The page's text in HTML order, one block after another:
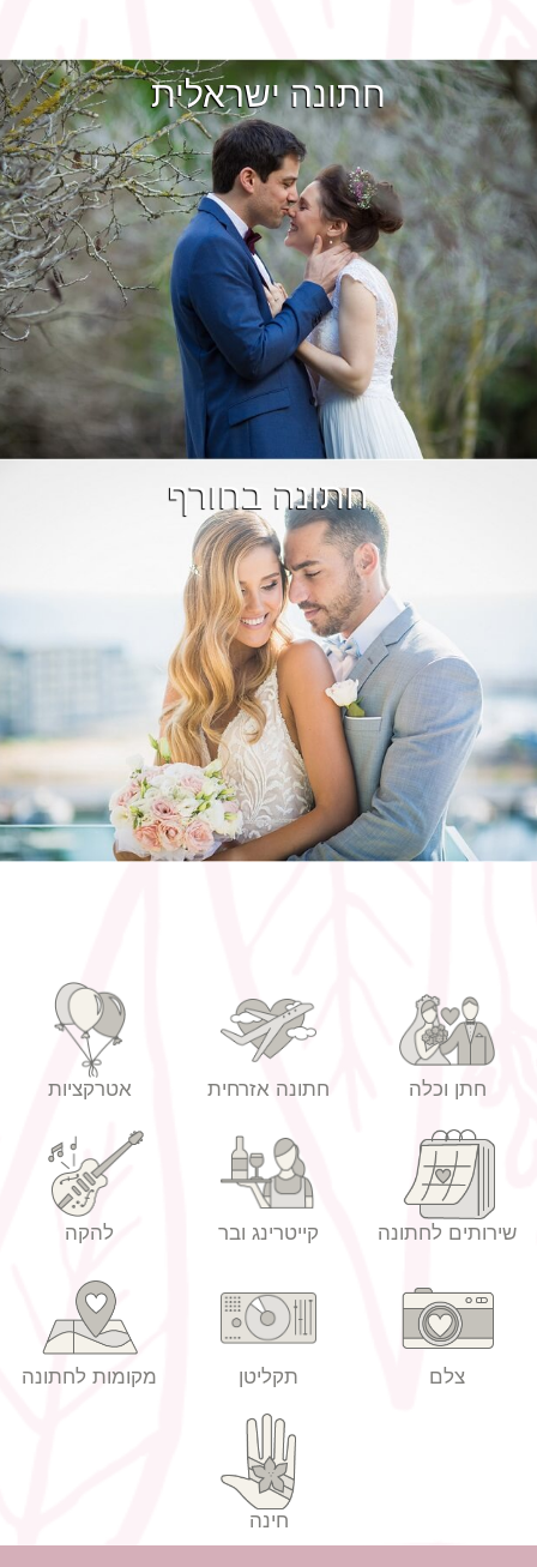
חתונה ישראלית
חתונה בחורף
הזמנות לחתונה מחירים
חתן וכלה חתונה אזרחית אטרקציות
שירותים לחתונה קייטרינג ובר להקה
צלם תקליטן מקומות לחתונה
חינה